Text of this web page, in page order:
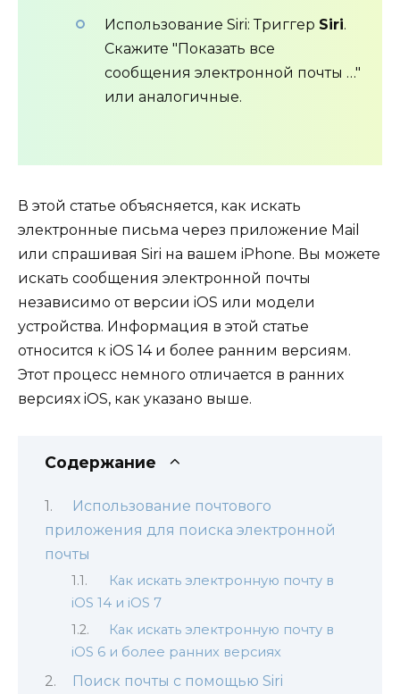
Использование Siri: Триггер Siri.
Скажите "Показать все
сообщения электронной почты …"
или аналогичные.
В этой статье объясняется, как искать
электронные письма через приложение Mail
или спрашивая Siri на вашем iPhone. Вы можете
искать сообщения электронной почты
независимо от версии iOS или модели
устройства. Информация в этой статье
относится к iOS 14 и более ранним версиям.
Этот процесс немного отличается в ранних
версиях iOS, как указано выше.
Содержание
Использование почтового
приложения для поиска электронной
почты
Как искать электронную почту в
iOS 14 и iOS 7
Как искать электронную почту в
iOS 6 и более ранних версиях
Поиск почты с помощью Siri